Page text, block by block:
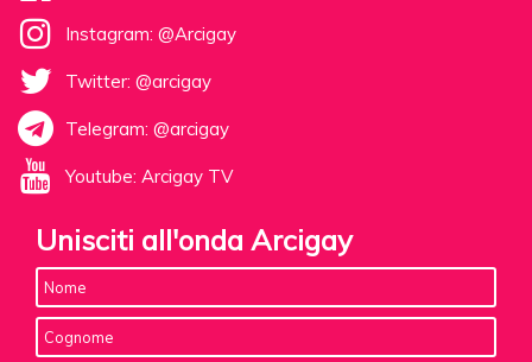
Instagram: @Arcigay
Twitter: @arcigay
Telegram: @arcigay
Youtube: Arcigay TV
Unisciti all'onda Arcigay